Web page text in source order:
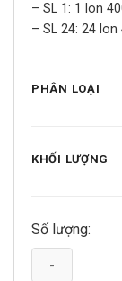
– SL 1: 1 lon
– SL 24: 24 lon
PHÂN LOẠI
KHỐI LƯỢNG
Số lượng: